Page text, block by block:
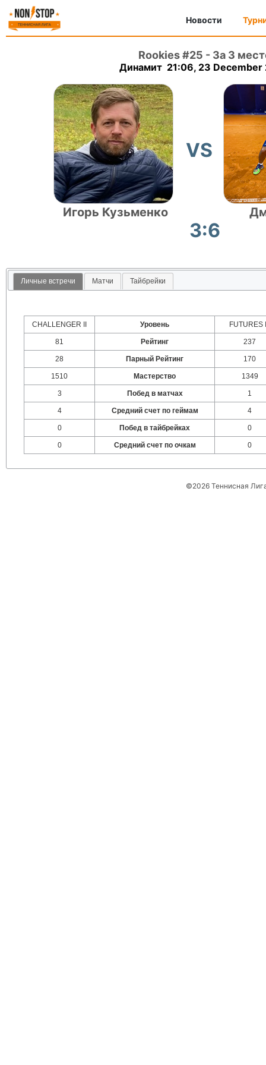
Новости
Rookies #25 - За 3
Динамит 21:06, 23 December
Игорь Кузьменко
VS
3:6
Личные встречи Матчи Тайбрейки
CHALLENGER II Уровень FUTURES
81 Рейтинг 237
28 Парный Рейтинг 170
1510 Мастерство 1349
3 Побед в матчах 1
4 Средний счет по геймам 4
0 Побед в тайбрейках 0
0 Средний счет по очкам 0
©2026 Теннисная